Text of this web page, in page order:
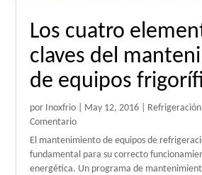
Los cuatro
claves del
de equipos
por Inoxfrio May 12, 2016
Comentario
El mantenimiento de equipos de
fundamental para su correcto
energética. Un programa de